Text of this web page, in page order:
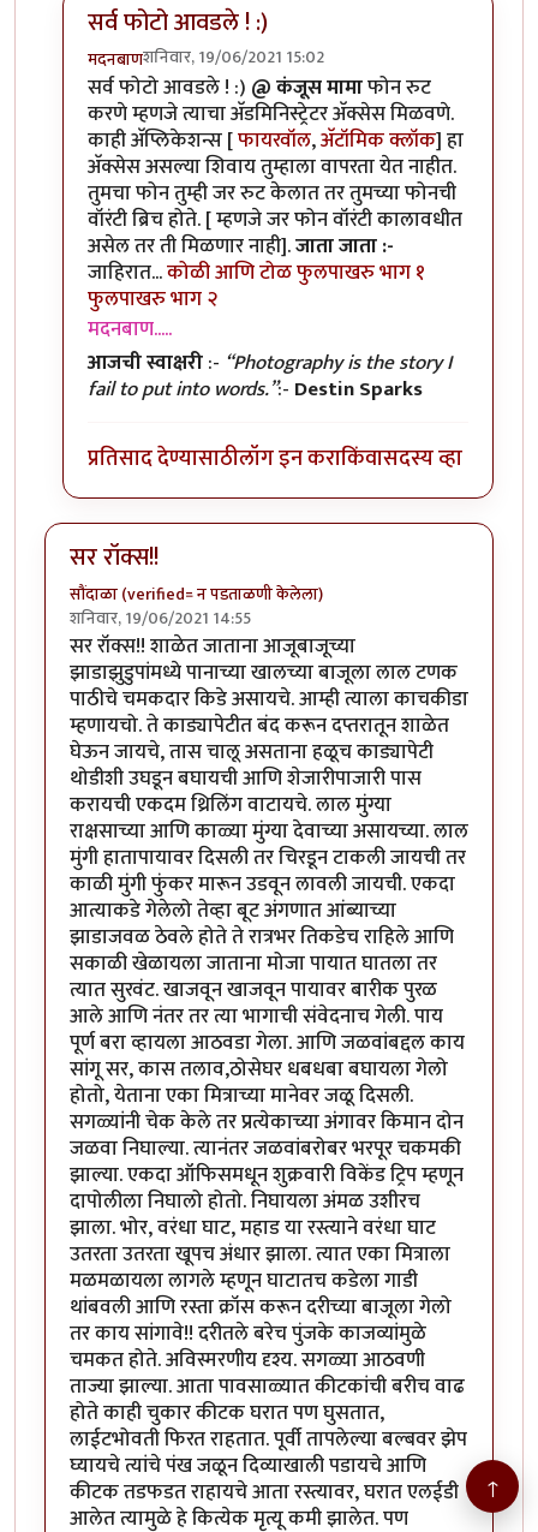
सर्व फोटो आवडले ! :)
मदनबाणशनिवार, 19/06/2021 15:02
In reply toमोबाइल रूट करणे?byकंजूस
सर्व फोटो आवडले ! :) @ कंजूस मामाफोन रुट
करणे म्हणजे त्याचा अ‍ॅडमिनिस्ट्रेटर अ‍ॅक्सेस मिळवणे.
काही अ‍ॅप्लिकेशन्स [फायरवॉल,अ‍ॅटॉमिक क्लॉक] हा
अ‍ॅक्सेस असल्या शिवाय तुम्हाला वापरता येत नाहीत.
तुमचा फोन तुम्ही जर रुट केलात तर तुमच्या फोनची
वॉरंटी ब्रिच होते. [ म्हणजे जर फोन वॉरंटी कालावधीत
असेल तर ती मिळणार नाही].जाता जाता :-
जाहिरात...कोळी आणि टोळफुलपाखरु भाग १
फुलपाखरु भाग २
मदनबाण.....
आजची स्वाक्षरी:- “Photography is the story I
fail to put into words.”:- Destin Sparks
प्रतिसाद देण्यासाठीलॉग इन कराकिंवासदस्य व्हा
सर रॉक्स!!
सौंदाळा (verified= न पडताळणी केलेला)
शनिवार, 19/06/2021 14:55
सर रॉक्स!! शाळेत जाताना आजूबाजूच्या
झाडाझुडुपांमध्ये पानाच्या खालच्या बाजूला लाल टणक
पाठीचे चमकदार किडे असायचे. आम्ही त्याला काचकीडा
म्हणायचो. ते काड्यापेटीत बंद करून दप्तरातून शाळेत
घेऊन जायचे, तास चालू असताना हळूच काड्यापेटी
थोडीशी उघडून बघायची आणि शेजारीपाजारी पास
करायची एकदम थ्रिलिंग वाटायचे. लाल मुंग्या
राक्षसाच्या आणि काळ्या मुंग्या देवाच्या असायच्या. लाल
मुंगी हातापायावर दिसली तर चिरडून टाकली जायची तर
काळी मुंगी फुंकर मारून उडवून लावली जायची. एकदा
आत्याकडे गेलेलो तेव्हा बूट अंगणात आंब्याच्या
झाडाजवळ ठेवले होते ते रात्रभर तिकडेच राहिले आणि
सकाळी खेळायला जाताना मोजा पायात घातला तर
त्यात सुरवंट. खाजवून खाजवून पायावर बारीक पुरळ
आले आणि नंतर तर त्या भागाची संवेदनाच गेली. पाय
पूर्ण बरा व्हायला आठवडा गेला. आणि जळवांबद्दल काय
सांगू सर, कास तलाव,ठोसेघर धबधबा बघायला गेलो
होतो, येताना एका मित्राच्या मानेवर जळू दिसली.
सगळ्यांनी चेक केले तर प्रत्येकाच्या अंगावर किमान दोन
जळवा निघाल्या. त्यानंतर जळवांबरोबर भरपूर चकमकी
झाल्या. एकदा ऑफिसमधून शुक्रवारी विकेंड ट्रिप म्हणून
दापोलीला निघालो होतो. निघायला अंमळ उशीरच
झाला. भोर, वरंधा घाट, महाड या रस्त्याने वरंधा घाट
उतरता उतरता खूपच अंधार झाला. त्यात एका मित्राला
मळमळायला लागले म्हणून घाटातच कडेला गाडी
थांबवली आणि रस्ता क्रॉस करून दरीच्या बाजूला गेलो
तर काय सांगावे!! दरीतले बरेच पुंजके काजव्यांमुळे
चमकत होते. अविस्मरणीय दृश्य. सगळ्या आठवणी
ताज्या झाल्या. आता पावसाळ्यात कीटकांची बरीच वाढ
होते काही चुकार कीटक घरात पण घुसतात,
लाईटभोवती फिरत राहतात. पूर्वी तापलेल्या बल्बवर झेप
घ्यायचे त्यांचे पंख जळून दिव्याखाली पडायचे आणि
कीटक तडफडत राहायचे आता रस्त्यावर, घरात एलईडी
आलेत त्यामुळे हे कित्येक मृत्यू कमी झालेत. पण
↑